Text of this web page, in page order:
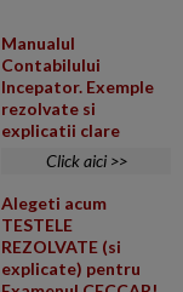
Manualul
Contabilului
Incepator. Exemple
rezolvate si
explicatii clare
Click aici >>
Alegeti acum
TESTELE
REZOLVATE (si
explicate) pentru